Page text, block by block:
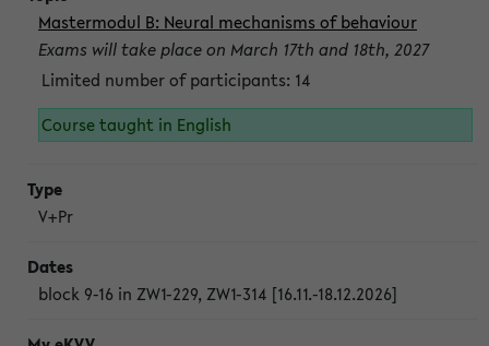
Mastermodul B: Neural mechanisms of behaviour
Exams will take place on March 17th and 18th, 2027
Limited number of participants: 14
Course taught in English
V+Pr
block 9-16 in ZW1-229, ZW1-314 [16.11.-18.12.2026]